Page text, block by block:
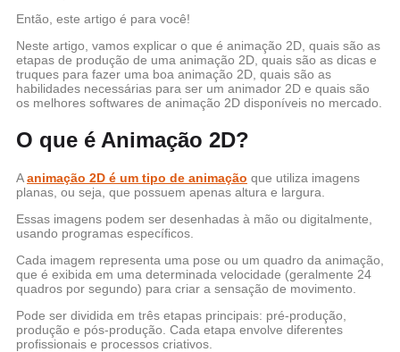
Então, este artigo é para você!
Neste artigo, vamos explicar o que é animação 2D, quais são as
etapas de produção de uma animação 2D, quais são as dicas e
truques para fazer uma boa animação 2D, quais são as
habilidades necessárias para ser um animador 2D e quais são
os melhores softwares de animação 2D disponíveis no mercado.
O que é Animação 2D?
Aanimação 2D é um tipo de animação que utiliza imagens
planas, ou seja, que possuem apenas altura e largura.
Essas imagens podem ser desenhadas à mão ou digitalmente,
usando programas específicos.
Cada imagem representa uma pose ou um quadro da animação,
que é exibida em uma determinada velocidade (geralmente 24
quadros por segundo) para criar a sensação de movimento.
Pode ser dividida em três etapas principais: pré-produção,
produção e pós-produção. Cada etapa envolve diferentes
profissionais e processos criativos.